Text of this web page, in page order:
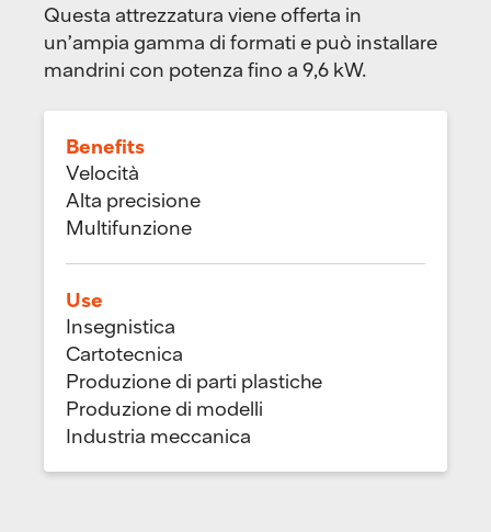
Questa attrezzatura viene offerta in
un’ampia gamma di formati e può installare
mandrini con potenza fino a 9,6 kW.
Benefits
Velocità
Alta precisione
Multifunzione
Use
Insegnistica
Cartotecnica
Produzione di parti plastiche
Produzione di modelli
Industria meccanica